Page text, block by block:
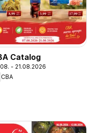
Catalog
- 21.08.2026
CBA